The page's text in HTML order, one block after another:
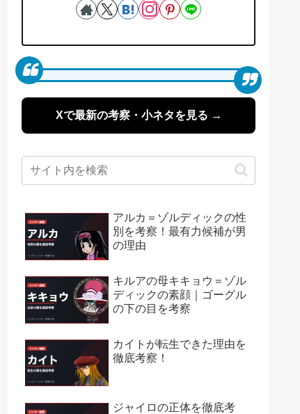
Xで最新の考察・小ネタを見る →
アルカ＝ゾルディックの性
別を考察！最有力候補が男
の理由
キルアの母キキョウ＝ゾル
ディックの素顔｜ゴーグル
の下の目を考察
カイトが転生できた理由を
徹底考察！
ジャイロの正体を徹底考